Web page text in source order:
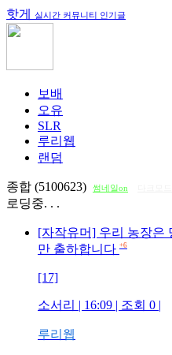
핫게 실시간 커뮤니티 인기글
보배
오유
SLR
루리웹
랜덤
종합 (5100623) 썸네일on
로딩중. . .
[자작유머] 우리 농장은
만 출하합니다 +6
[17]
소서리 | 16:09 | 조회 0 |
루리웹